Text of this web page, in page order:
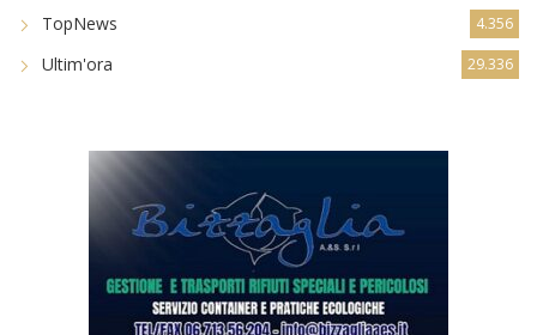
TopNews 4.356
Ultim'ora 29.336